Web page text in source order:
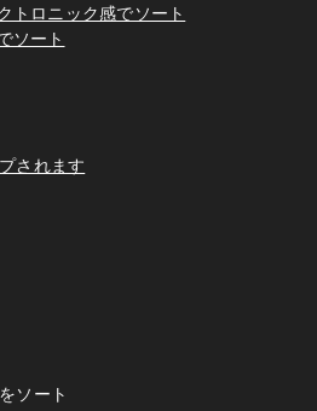
トロニック感でソート
ソート
されます
ソート